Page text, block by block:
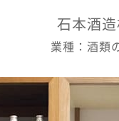
石本酒
業種： 酒類